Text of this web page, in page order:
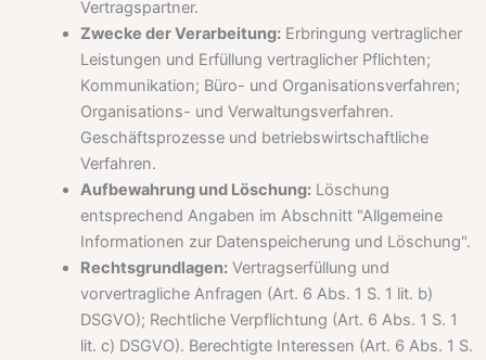
Vertragspartner.
Zwecke der Verarbeitung:Erbringung vertraglicher
Leistungen und Erfüllung vertraglicher Pflichten;
Kommunikation; Büro- und Organisationsverfahren;
Organisations- und Verwaltungsverfahren.
Geschäftsprozesse und betriebswirtschaftliche
Verfahren.
Aufbewahrung und Löschung:Löschung
entsprechend Angaben im Abschnitt "Allgemeine
Informationen zur Datenspeicherung und Löschung".
Rechtsgrundlagen:Vertragserfüllung und
vorvertragliche Anfragen (Art. 6 Abs. 1 S. 1 lit. b)
DSGVO); Rechtliche Verpflichtung (Art. 6 Abs. 1 S. 1
lit. c) DSGVO). Berechtigte Interessen (Art. 6 Abs. 1 S.